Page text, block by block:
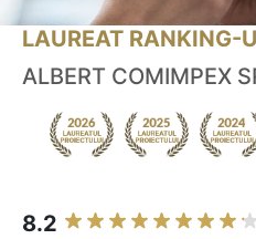
LAUREAT RANKING-
ALBERT COMIMPEX
8.2